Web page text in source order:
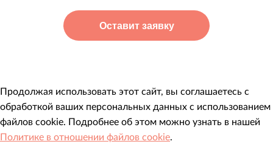
Продолжая использовать этот сайт, вы соглашаетесь с
обработкой ваших персональных данных с использованием
файлов cookie. Подробнее об этом можно узнать в нашей
Политике в отношении файлов cookie.